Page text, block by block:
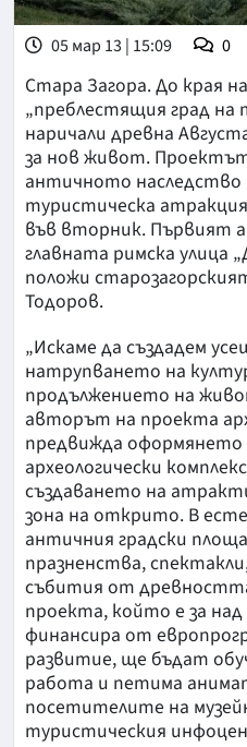
05 мар 13 | 15:09 0
Стара Загора. До края
„преблестящия град на
наричали древна
за нов живот.
античното наследство
туристическа
във вторник. Първият
главната римска улица
положи
Тодоров.
„Искаме да създадем
натрупването на
продължението на
авторът на проекта
предвижда оформянето
археологически
създаването на
зона на открито. В
античния градски
празненства,
събития от
проекта, който е за над
финансира от
развитие, ще бъдат
работа и петима
посетителите на
туристическия